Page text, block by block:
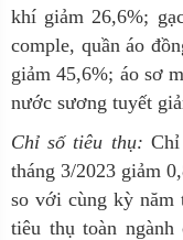
khí giảm 26,6%;
comple, quần áo
giảm 45,6%; áo sơ
nước sương tuyết
Chỉ số tiêu thụ:
tháng 3/2023 giảm
so với cùng kỳ năm
tiêu thụ toàn ngành